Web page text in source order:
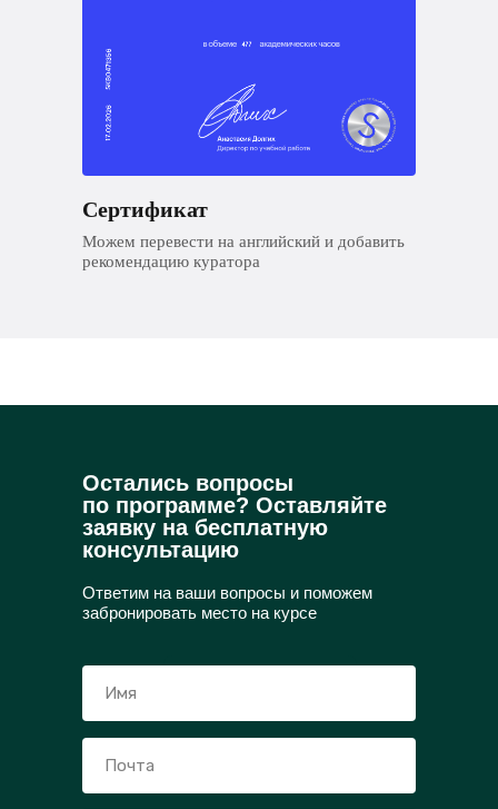
Сертификат
Можем перевести на английский и добавить
рекомендацию куратора
Остались вопросы
по программе? Оставляйте
заявку на бесплатную
консультацию
Ответим на ваши вопросы и поможем
забронировать место на курсе